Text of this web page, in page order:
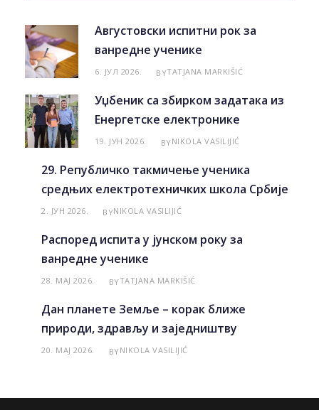
Августовски испитни рок за
ванредне ученике
6. ЈУЛ 2026. BYTATJANA MARKIŠIĆ
Уџбеник са збирком задатака из
Енергетске електронике
19. ЈУН 2026. BYNIKOLA VASILIJIĆ
29. Републичко такмичење ученика
средњих електротехничких школа Србије
2. ЈУН 2026. BYNIKOLA VASILIJIĆ
Распоред испита у јунском року за
ванредне ученике
28. МАЈ 2026. BYTATJANA MARKIŠIĆ
Дан планете Земље – корак ближе
природи, здрављу и заједништву
20. МАЈ 2026. BYNIKOLA VASILIJIĆ